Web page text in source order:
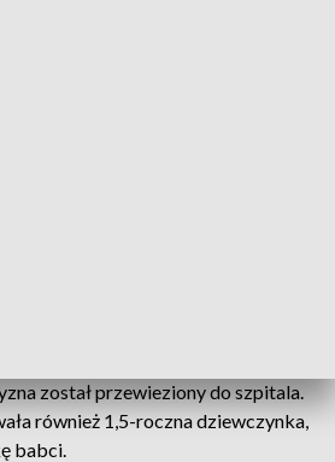
został przewieziony do szpitala.
również 1,5-roczna dziewczynka,
babci.